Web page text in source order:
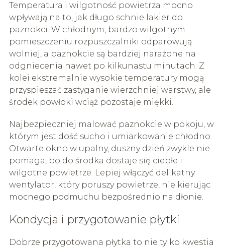
Temperatura i wilgotność powietrza mocno
wpływają na to, jak długo schnie lakier do
paznokci. W chłodnym, bardzo wilgotnym
pomieszczeniu rozpuszczalniki odparowują
wolniej, a paznokcie są bardziej narażone na
odgniecenia nawet po kilkunastu minutach. Z
kolei ekstremalnie wysokie temperatury mogą
przyspieszać zastyganie wierzchniej warstwy, ale
środek powłoki wciąż pozostaje miękki.
Najbezpieczniej malować paznokcie w pokoju, w
którym jest dość sucho i umiarkowanie chłodno.
Otwarte okno w upalny, duszny dzień zwykle nie
pomaga, bo do środka dostaje się ciepłe i
wilgotne powietrze. Lepiej włączyć delikatny
wentylator, który poruszy powietrze, nie kierując
mocnego podmuchu bezpośrednio na dłonie.
Kondycja i przygotowanie płytki
Dobrze przygotowana płytka to nie tylko kwestia